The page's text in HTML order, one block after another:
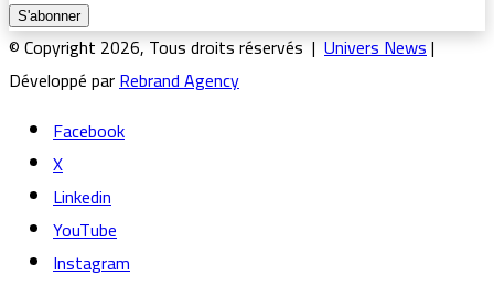
© Copyright 2026, Tous droits réservés |Univers News|
Développé parRebrand Agency
Facebook
X
Linkedin
YouTube
Instagram